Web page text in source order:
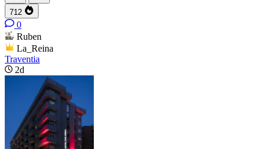
712
0
Ruben
La_Reina
Traventia
2d